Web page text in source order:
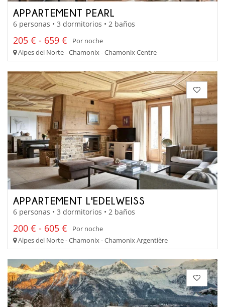
APPARTEMENT PEARL
6 personas • 3 dormitorios • 2 baños
205 € - 659 €
Por noche
Alpes del Norte - Chamonix - Chamonix Centre
APPARTEMENT L'EDELWEISS
6 personas • 3 dormitorios • 2 baños
200 € - 605 €
Por noche
Alpes del Norte - Chamonix - Chamonix Argentière